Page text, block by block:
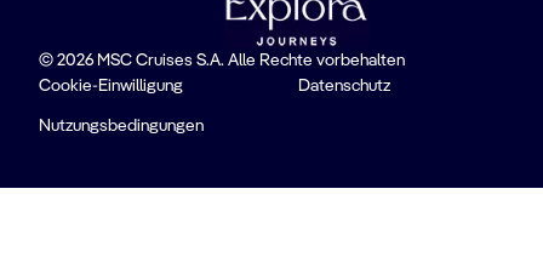
© 2026 MSC Cruises S.A. Alle Rechte vorbehalten
Cookie-Einwilligung
Datenschutz
Nutzungsbedingungen